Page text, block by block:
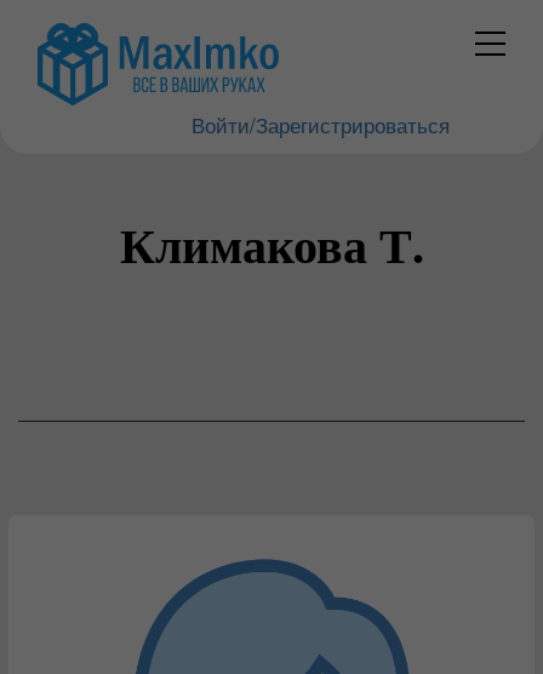
Войти/Зарегистрироваться
Климакова Т.